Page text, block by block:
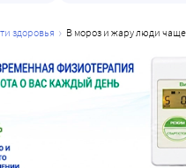
здоровья в мороз и жару люди